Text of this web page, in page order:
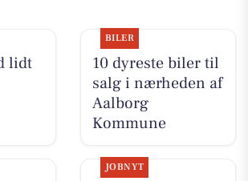
lidt
BILER
10 dyreste biler til
salg i nærheden af
Aalborg
Kommune
JOBNYT